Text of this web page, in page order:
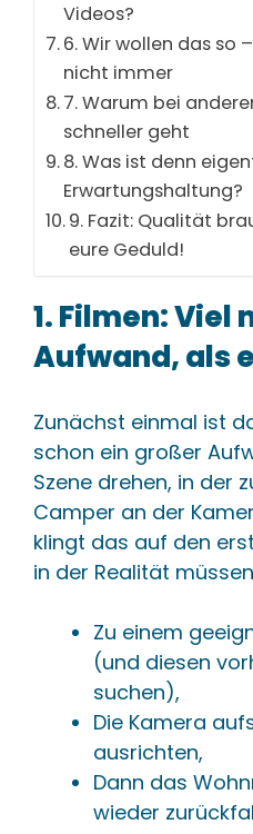
Videos?
6. Wir wollen das so
nicht immer
7. Warum bei
schneller geht
8. Was ist denn
Erwartungshaltung?
9. Fazit: Qualität
eure Geduld!
1. Filmen: Viel
Aufwand, als
Zunächst einmal ist
schon ein großer
Szene drehen, in der
Camper an der
klingt das auf den
in der Realität
Zu einem
(und diesen
suchen),
Die Kamera
ausrichten,
Dann das
wieder